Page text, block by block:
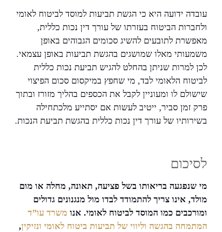
עובדה ידועה היא כי הגשת תביעות למוסד לביטוח לאומי
ולחברות הביטוח בעזרתו של עורך דין נכות כללית,
מאפשרת לתובעים להשיג סכומים הגבוהים באופן
משמעותי מאלו שמושגים בהגשת תביעות באופן עצמאי.
לכן למרות שניתן בהחלט להגיש תביעת נכות כללית
לביטוח הלאומי לבד, מי שחפץ במיקסום סכום הפיצוי
שישולם לו ומעוניין לקבל את הכספים בהליך מזורז ובתוך
פרק זמן סביר, ייטיב לעשות אם יסתייע מלכתחילה
בשירותיו של עורך דין נכות כללית בהגשת תביעת הנכות.
לסיכום
מי שנפגעה בריאותו בשל פציעה, תאונה, מחלה או מום
מולד, אינו צריך להתמודד לבדו מול מנגנונים גדולים
ומורכבים כמו המוסד לביטוח לאומי. אנו משרד עו”ד
המתמחה בהגשה וליווי של תביעות ביטוח לאומי ונזיקין,